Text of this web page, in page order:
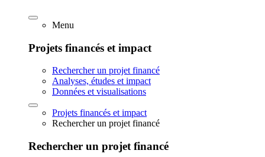
Menu
Projets financés et impact
Rechercher un projet financé
Analyses, études et impact
Données et visualisations
Projets financés et impact
Rechercher un projet financé
Rechercher un projet financé